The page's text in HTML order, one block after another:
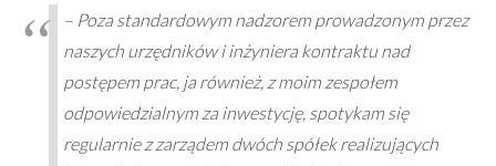
– Poza standardowym nadzorem prowadzonym przez
naszych urzędników i inżyniera kontraktu nad
postępem prac, ja również, z moim zespołem
odpowiedzialnym za inwestycję, spotykam się
regularnie z zarządem dwóch spółek realizujących